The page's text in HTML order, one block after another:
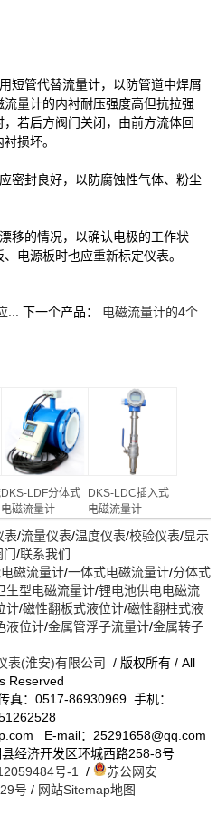
短管代替流量计，以防管道中焊屑
量计的内衬耐压强度高但抗拉强
若后方阀门关闭，由前方流体回
损坏。
密封良好，以防腐蚀性气体、粉尘
移的情况，以确认电极的工作状
电源板时也应重新标定仪表。
下一个产品： 电磁流量计的4个
DKS-LDF分体式
电磁流量计
DKS-LDC插入式
电磁流量计
表/流量仪表/温度仪表/校验仪表/显示
门/联系我们
磁流量计/一体式电磁流量计/分体式
生型电磁流量计/锂电池供电电磁流
计/磁性翻板式液位计/磁性翻柱式液
液位计/金属管浮子流量计/金属转子
表(淮安)有限公司 / 版权所有 / All
Reserved
真：0517-86930969 手机：
E-mail：25291658@qq.com
经济开发区环城西路258-8号
号-1 /
苏公网安
号 / 网站Sitemap地图